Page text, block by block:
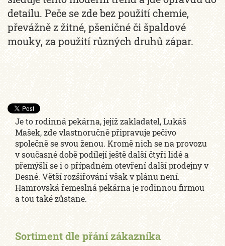
detailu. Peče se zde bez použití chemie,
převážně z žitné, pšeničné či špaldové
mouky, za použití různých druhů zápar.
Je to rodinná pekárna, jejíž zakladatel, Lukáš
Mašek, zde vlastnoručně připravuje pečivo
společně se svou ženou. Kromě nich se na provozu
v současné době podílejí ještě další čtyři lidé a
přemýšlí se i o případném otevření další prodejny v
Desné. Větší rozšiřování však v plánu není.
Hamrovská řemeslná pekárna je rodinnou firmou
a tou také zůstane.
Sortiment dle přání zákazníka